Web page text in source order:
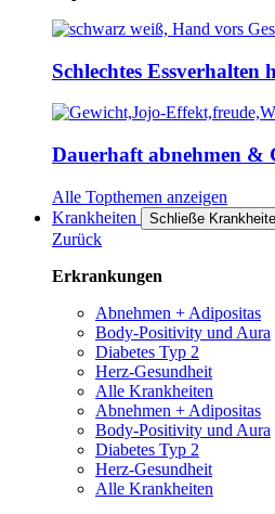
Schlechtes
Dauerhaft abnehmen &
Alle Topthemen anzeigen
Krankheiten
Schließe
Zurück
Erkrankungen
Abnehmen + Adipositas
Body-Positivity und Aura
Diabetes Typ 2
Herz-Gesundheit
Alle Krankheiten
Abnehmen + Adipositas
Body-Positivity und Aura
Diabetes Typ 2
Herz-Gesundheit
Alle Krankheiten